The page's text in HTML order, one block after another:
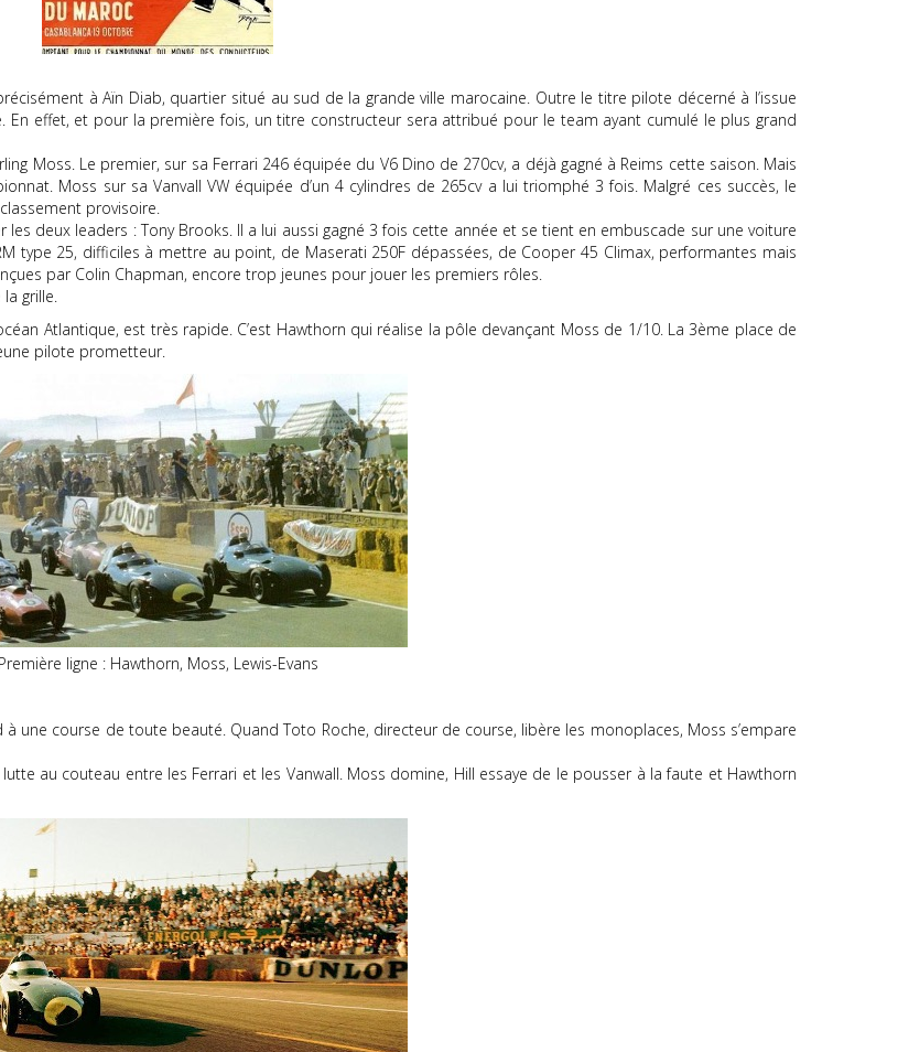
à Aïn Diab, quartier situé au sud de la grande ville marocaine. Outre le titre pilote décerné à l’issue
effet, et pour la première fois, un titre constructeur sera attribué pour le team ayant cumulé le plus grand
Moss. Le premier, sur sa Ferrari 246 équipée du V6 Dino de 270cv, a déjà gagné à Reims cette saison. Mais
Moss sur sa Vanvall VW équipée d’un 4 cylindres de 265cv a lui triomphé 3 fois. Malgré ces succès, le
provisoire.
deux leaders : Tony Brooks. Il a lui aussi gagné 3 fois cette année et se tient en embuscade sur une voiture
type 25, difficiles à mettre au point, de Maserati 250F dépassées, de Cooper 45 Climax, performantes mais
par Colin Chapman, encore trop jeunes pour jouer les premiers rôles.
grille.
Atlantique, est très rapide. C’est Hawthorn qui réalise la pôle devançant Moss de 1/10. La 3ème place de
pilote prometteur.
Première ligne : Hawthorn, Moss, Lewis-Evans
une course de toute beauté. Quand Toto Roche, directeur de course, libère les monoplaces, Moss s’empare
au couteau entre les Ferrari et les Vanwall. Moss domine, Hill essaye de le pousser à la faute et Hawthorn